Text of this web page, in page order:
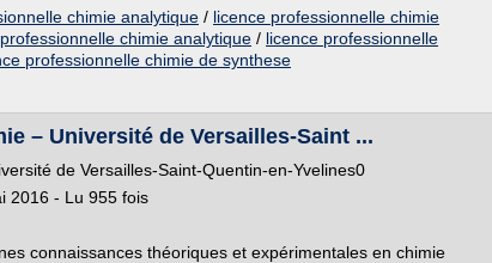
chimie analytique / licence professionnelle chimie
chimie analytique / licence professionnelle
professionnelle chimie de synthese
– Université de Versailles-Saint ...
de Versailles-Saint-Quentin-en-Yvelines0
2016 - Lu 955 fois
connaissances théoriques et expérimentales en chimie